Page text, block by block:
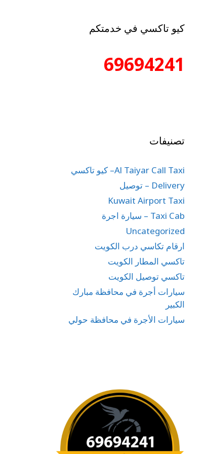
كيو تاكسي في خدمتكم
69694241
تصنيفات
Al Taiyar Call Taxi– كيو تاكسي
Delivery – توصيل
Kuwait Airport Taxi
Taxi Cab – سيارة اجرة
Uncategorized
ارقام تكاسي درب الكويت
تاكسي المطار الكويت
تاكسي توصيل الكويت
سيارات أجرة في محافظة مبارك
الكبير
سيارات الأجرة في محافظة حولي